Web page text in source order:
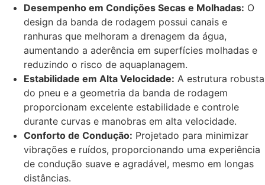
Desempenho em Condições Secas e Molhadas: O
design da banda de rodagem possui canais e
ranhuras que melhoram a drenagem da água,
aumentando a aderência em superfícies molhadas e
reduzindo o risco de aquaplanagem.
Estabilidade em Alta Velocidade: A estrutura robusta
do pneu e a geometria da banda de rodagem
proporcionam excelente estabilidade e controle
durante curvas e manobras em alta velocidade.
Conforto de Condução: Projetado para minimizar
vibrações e ruídos, proporcionando uma experiência
de condução suave e agradável, mesmo em longas
distâncias.